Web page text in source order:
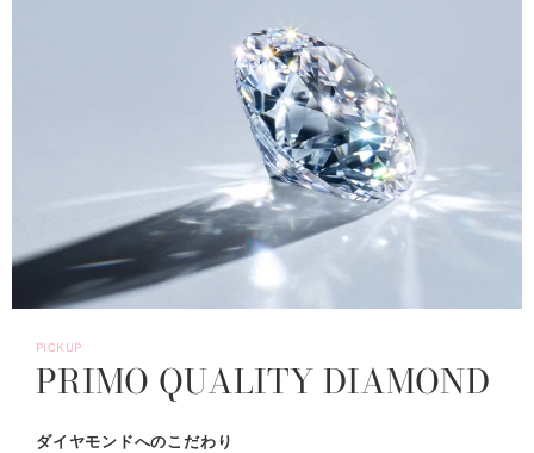
PICKUP
PRIMO QUALITY DIAMOND
ダイヤモンドへのこだわり